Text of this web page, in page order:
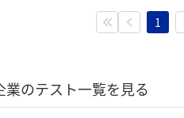
1
のテスト一覧を見る